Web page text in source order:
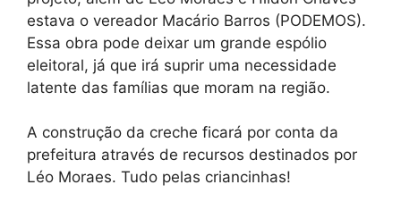
estava o vereador Macário Barros (PODEMOS).
Essa obra pode deixar um grande espólio
eleitoral, já que irá suprir uma necessidade
latente das famílias que moram na região.
A construção da creche ficará por conta da
prefeitura através de recursos destinados por
Léo Moraes. Tudo pelas criancinhas!